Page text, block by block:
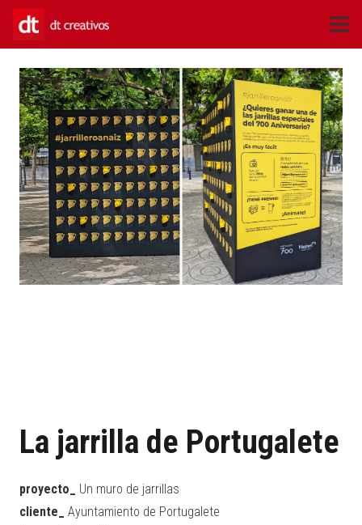
La jarrilla de Portugalete
proyecto_
Un muro de jarrillas
cliente_
Ayuntamiento de Portugalete